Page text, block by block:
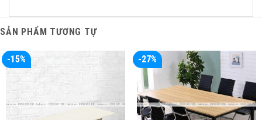
SẢN PHẨM TƯƠNG TỰ
-15% -27%